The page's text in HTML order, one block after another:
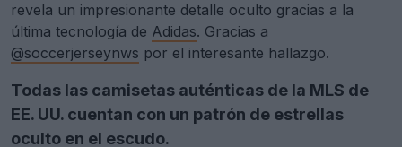
revela un impresionante detalle oculto gracias a la
última tecnología de Adidas. Gracias a
@soccerjerseynws por el interesante hallazgo.
Todas las camisetas auténticas de la MLS de
EE. UU. cuentan con un patrón de estrellas
oculto en el escudo.